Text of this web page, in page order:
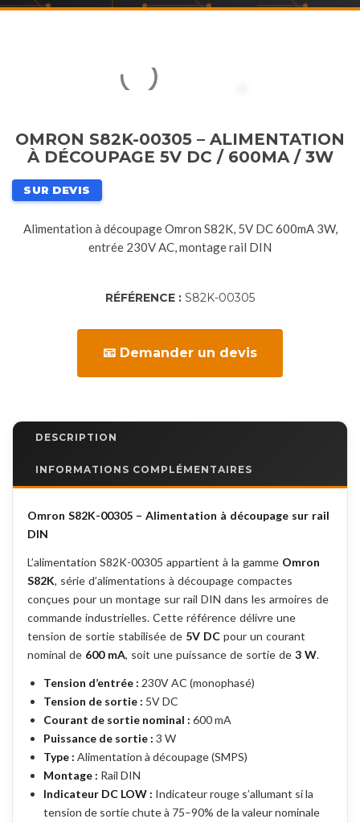
OMRON S82K-00305 – ALIMENTATION
À DÉCOUPAGE 5V DC / 600MA / 3W
SUR DEVIS
Alimentation à découpage Omron S82K, 5V DC 600mA 3W,
entrée 230V AC, montage rail DIN
RÉFÉRENCE : S82K-00305
📧 Demander un devis
DESCRIPTION
INFORMATIONS COMPLÉMENTAIRES
Omron S82K-00305 – Alimentation à découpage sur rail
DIN
L’alimentation S82K-00305 appartient à la gamme Omron
S82K, série d’alimentations à découpage compactes
conçues pour un montage sur rail DIN dans les armoires de
commande industrielles. Cette référence délivre une
tension de sortie stabilisée de 5V DC pour un courant
nominal de 600 mA, soit une puissance de sortie de 3 W.
Tension d’entrée : 230V AC (monophasé)
Tension de sortie : 5V DC
Courant de sortie nominal : 600 mA
Puissance de sortie : 3 W
Type : Alimentation à découpage (SMPS)
Montage : Rail DIN
Indicateur DC LOW : Indicateur rouge s’allumant si la
tension de sortie chute à 75–90% de la valeur nominale